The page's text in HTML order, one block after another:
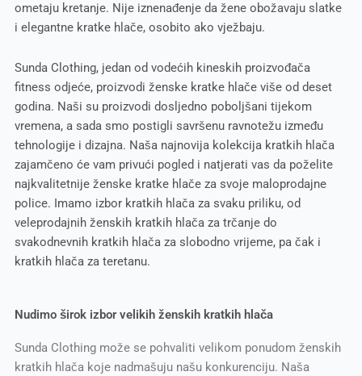
ometaju kretanje. Nije iznenađenje da žene obožavaju slatke
i elegantne kratke hlače, osobito ako vježbaju.
Sunda Clothing, jedan od vodećih kineskih proizvođača
fitness odjeće, proizvodi ženske kratke hlače više od deset
godina. Naši su proizvodi dosljedno poboljšani tijekom
vremena, a sada smo postigli savršenu ravnotežu između
tehnologije i dizajna. Naša najnovija kolekcija kratkih hlača
zajamčeno će vam privući pogled i natjerati vas da poželite
najkvalitetnije ženske kratke hlače za svoje maloprodajne
police. Imamo izbor kratkih hlača za svaku priliku, od
veleprodajnih ženskih kratkih hlača za trčanje do
svakodnevnih kratkih hlača za slobodno vrijeme, pa čak i
kratkih hlača za teretanu.
Nudimo širok izbor velikih ženskih kratkih hlača
Sunda Clothing može se pohvaliti velikom ponudom ženskih
kratkih hlača koje nadmašuju našu konkurenciju. Naša